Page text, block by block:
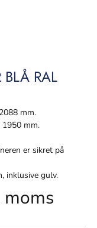
BLÅ RAL
mm.
1950 mm.
er sikret på
inklusive gulv.